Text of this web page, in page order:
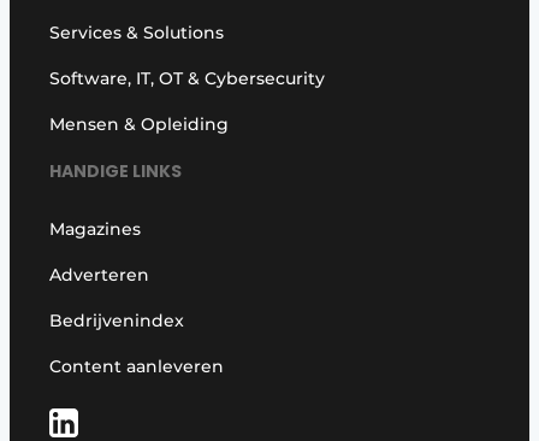
Services & Solutions
Software, IT, OT & Cybersecurity
Mensen & Opleiding
HANDIGE LINKS
Magazines
Adverteren
Bedrijvenindex
Content aanleveren